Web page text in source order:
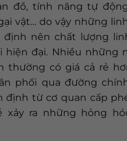
đồ, tính năng tự
vật… do vậy những
định nên chất lượng
hiện đại. Nhiều những
thường có giá cả rẻ
phối qua đường
định từ cơ quan cấp
xảy ra những hỏng